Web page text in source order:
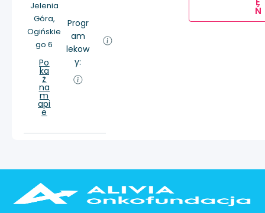
Jelenia
Góra,
Ogińskie
go 6
Po
ka
ż
na
m
api
e
Progr
am
lekow
y:
Ń